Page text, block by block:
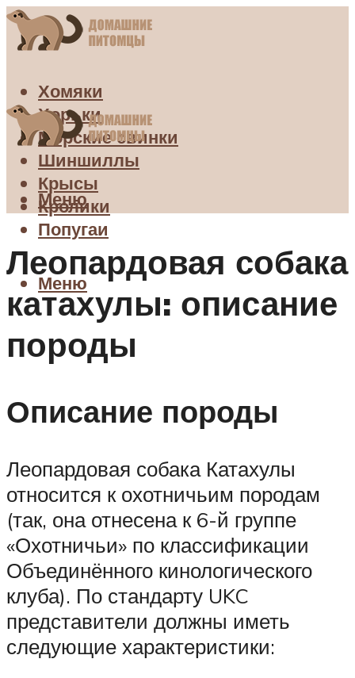
Хомяки
Хорьки
Морские свинки
Шиншиллы
Крысы
Кролики
Попугаи
Меню
Меню
Леопардовая собака
катахулы: описание
породы
Описание породы
Леопардовая собака Катахулы
относится к охотничьим породам
(так, она отнесена к 6-й группе
«Охотничьи» по классификации
Объединённого кинологического
клуба). По стандарту UKC
представители должны иметь
следующие характеристики: